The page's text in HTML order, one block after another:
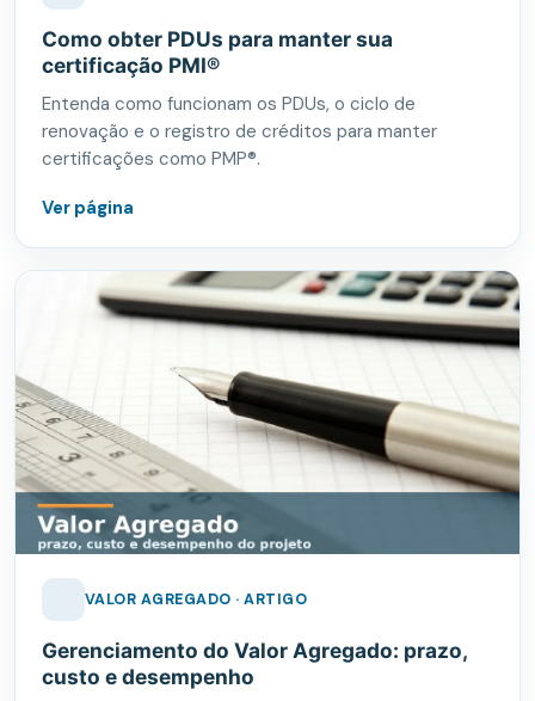
Como obter PDUs para manter sua
certificação PMI®
Entenda como funcionam os PDUs, o ciclo de
renovação e o registro de créditos para manter
certificações como PMP®.
Ver página
VALOR AGREGADO · ARTIGO
Gerenciamento do Valor Agregado: prazo,
custo e desempenho